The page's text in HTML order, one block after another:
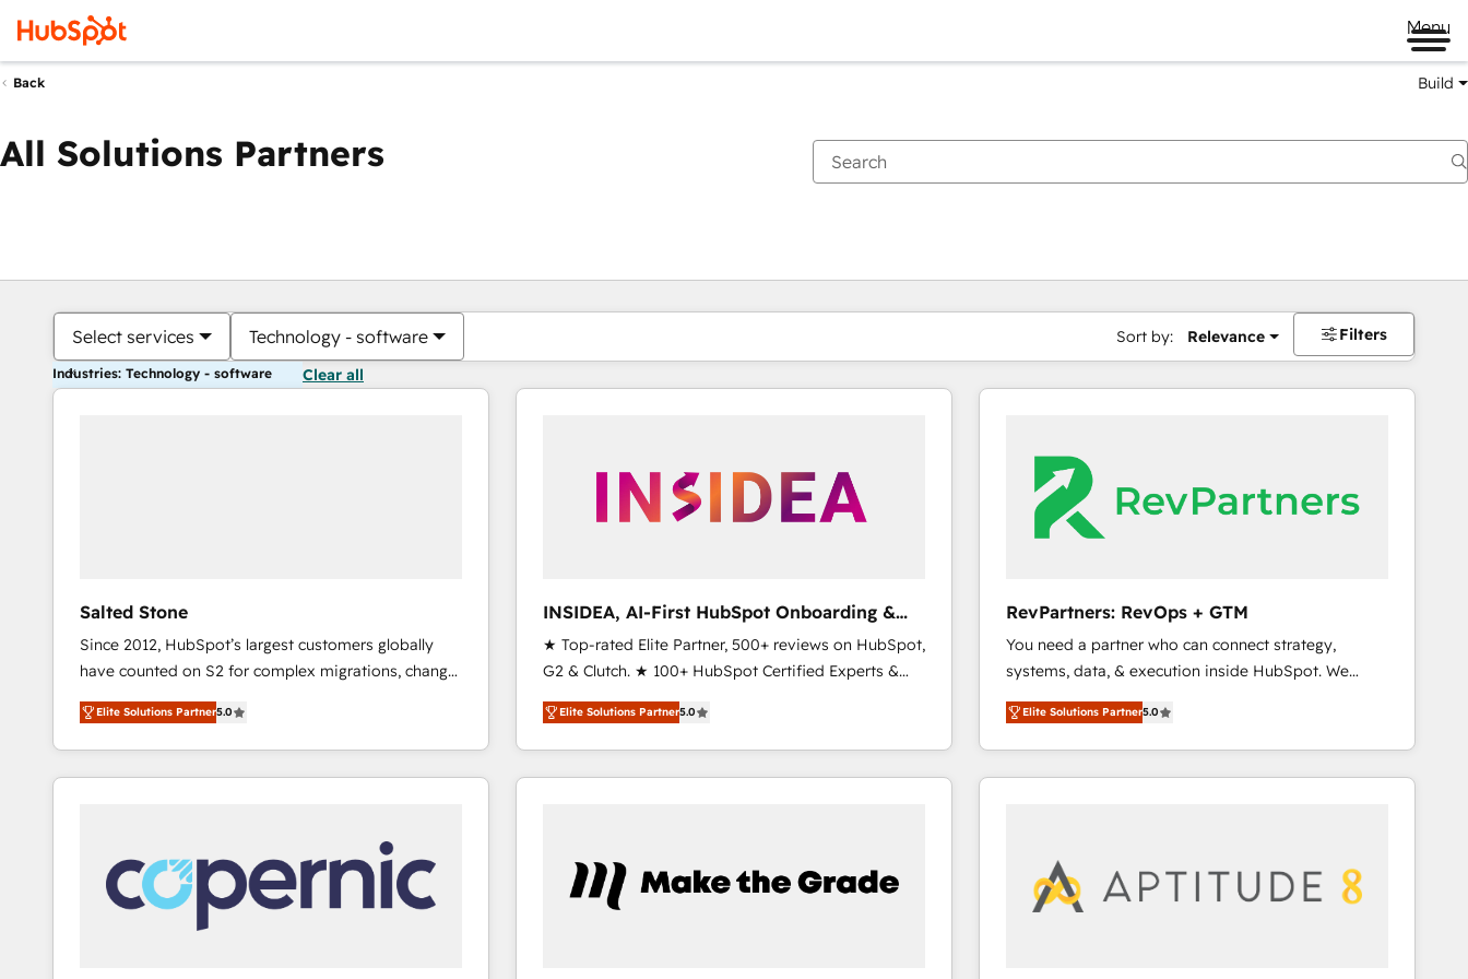
Menu
Back Build
All Solutions Partners
Select services Technology - software Sort by: Relevance Filters
Industries: Technology - software Clear all
Salted Stone
Since 2012, HubSpot’s largest customers globally
have counted on S2 for complex migrations, change
management, systems integration, and creative
solutions that deliver measurable impact and
transform brand experiences As one of the few full-
service creative agencies in the HubSpot
regionalized HubSpot websites, integrated
marketing campaigns, & RevOps frameworks that
fuel long-term success We connect the entire
customer lifecycle through seamless integrations,
Elite Solutions Partner5.0
INSIDEA, AI-First HubSpot Onboarding &
RevOps
★ Top-rated Elite Partner, 500+ reviews on HubSpot,
G2 & Clutch. ★ 100+ HubSpot Certified Experts &
Trainers across the team ★ 1,500+ implementations
across five continents ★ AI-First, RevOps-led,
Onboarding obsessed ★ Company of the Year
2024/25 INSIDEA helps growing companies turn
your time zone. What we do ➤ Onboarding: Live in
weeks, with workflows built around your business,
Elite Solutions Partner5.0
RevPartners: RevOps + GTM
You need a partner who can connect strategy,
systems, data, & execution inside HubSpot. We
bridge the gap where most agencies fall short by
combining GTM strategy with technical execution to
solve the right problem with the right solution. As the
only firm in the world to hold Elite Partner
market execution. Why B2B Businesses Choose RP: -
Secure: Soc2 compliant 🛡️ - Pricing: Implementations
Elite Solutions Partner5.0
You are currently onPage
PagePagePagePagePagePagePagePagePage Page